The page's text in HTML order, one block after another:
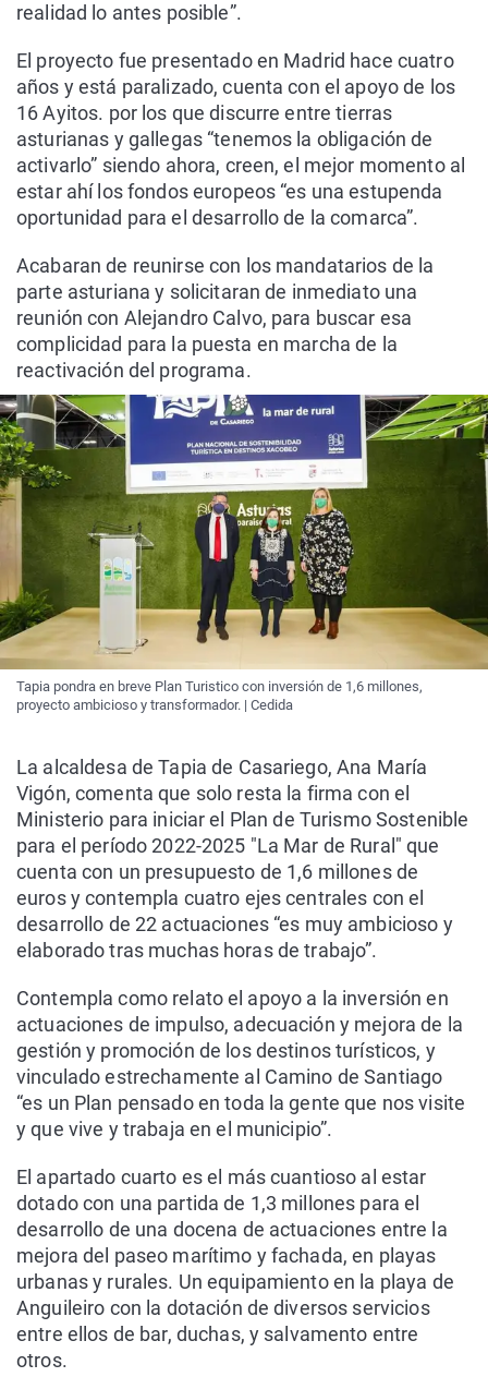
realidad lo antes posible”.
El proyecto fue presentado en Madrid hace cuatro
años y está paralizado, cuenta con el apoyo de los
16 Ayitos. por los que discurre entre tierras
asturianas y gallegas “tenemos la obligación de
activarlo” siendo ahora, creen, el mejor momento al
estar ahí los fondos europeos “es una estupenda
oportunidad para el desarrollo de la comarca”.
Acabaran de reunirse con los mandatarios de la
parte asturiana y solicitaran de inmediato una
reunión con Alejandro Calvo, para buscar esa
complicidad para la puesta en marcha de la
reactivación del programa.
Tapia pondra en breve Plan Turistico con inversión de 1,6 millones,
proyecto ambicioso y transformador. | Cedida
La alcaldesa de Tapia de Casariego, Ana María
Vigón, comenta que solo resta la firma con el
Ministerio para iniciar el Plan de Turismo Sostenible
para el período 2022-2025 "La Mar de Rural" que
cuenta con un presupuesto de 1,6 millones de
euros y contempla cuatro ejes centrales con el
desarrollo de 22 actuaciones “es muy ambicioso y
elaborado tras muchas horas de trabajo”.
Contempla como relato el apoyo a la inversión en
actuaciones de impulso, adecuación y mejora de la
gestión y promoción de los destinos turísticos, y
vinculado estrechamente al Camino de Santiago
“es un Plan pensado en toda la gente que nos visite
y que vive y trabaja en el municipio”.
El apartado cuarto es el más cuantioso al estar
dotado con una partida de 1,3 millones para el
desarrollo de una docena de actuaciones entre la
mejora del paseo marítimo y fachada, en playas
urbanas y rurales. Un equipamiento en la playa de
Anguileiro con la dotación de diversos servicios
entre ellos de bar, duchas, y salvamento entre
otros.